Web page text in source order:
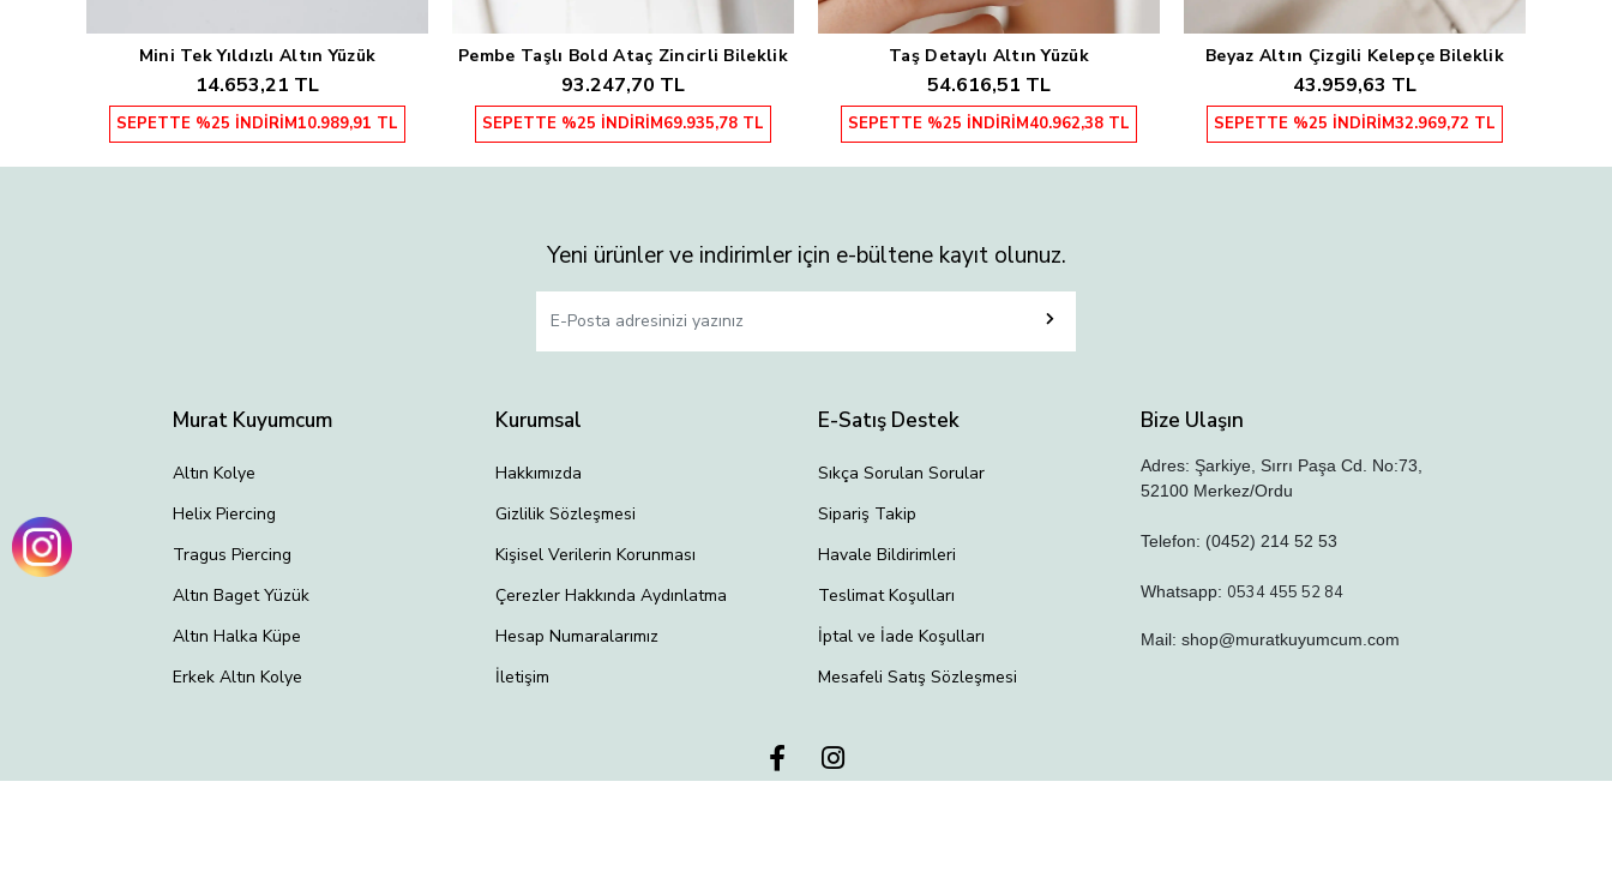
Sepete Ekle
Mini Tek Yıldızlı Altın Yüzük
14.653,21 TL
SEPETTE %25 İNDİRİM10.989,91 TL
Sepete Ekle
Pembe Taşlı Bold Ataç Zincirli Bileklik
93.247,70 TL
SEPETTE %25 İNDİRİM69.935,78 TL
Sepete Ekle
Taş Detaylı Altın Yüzük
54.616,51 TL
SEPETTE %25 İNDİRİM40.962,38 TL
Sepete Ekle
Beyaz Altın Çizgili Kelepçe Bileklik
43.959,63 TL
SEPETTE %25 İNDİRİM32.969,72 TL
Yeni ürünler ve indirimler için e-bültene kayıt olunuz.
Murat Kuyumcum
Altın Kolye
Helix Piercing
Tragus Piercing
Altın Baget Yüzük
Altın Halka Küpe
Erkek Altın Kolye
Kurumsal
Hakkımızda
Gizlilik Sözleşmesi
Kişisel Verilerin Korunması
Çerezler Hakkında Aydınlatma
Hesap Numaralarımız
İletişim
E-Satış Destek
Sıkça Sorulan Sorular
Sipariş Takip
Havale Bildirimleri
Teslimat Koşulları
İptal ve İade Koşulları
Mesafeli Satış Sözleşmesi
Bize Ulaşın
Adres: Şarkiye, Sırrı Paşa Cd. No:73,
52100 Merkez/Ordu
Telefon: (0452) 214 52 53
Whatsapp: 0534 455 52 84
Mail: shop@muratkuyumcum.com